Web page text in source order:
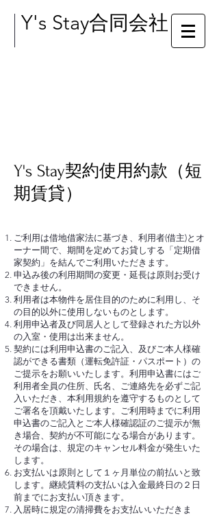
Y's Stay合同会社
Y's Stay契約使用約款（短
期賃貸）
ご利用は借地借家法に基づき、利用者(借主)とオ
ーナー間で、期間を定めてお貸しする「定期借
家契約」を結んでご利用いただきます。
申込み後の利用期間の変更・延長は原則お受け
できません。
利用者は本物件を居住目的のために利用し、そ
の目的以外に使用しないものとします。
利用申込者及び同居人として登録された方以外
の入室・使用は出来ません。
契約には利用申込書のご記入、及びご本人様確
認ができる書類（運転免許証・パスポート）の
ご提示をお願いいたします。利用申込書にはご
利用者全員の住所、氏名、ご連絡先を必ずご記
入いただき、本利用規約を遵守するものとして
ご署名を頂戴いたします。ご利用時までに利用
申込書のご記入とご本人様確認証のご提示が無
き場合、契約が不可能になる場合があります。
その場合は、規定のキャンセル料金が発生いた
します。
お支払いは原則として１ヶ月単位の前払いと致
します。継続賃料の支払いは入金最終日の２日
前までにお支払い頂きます。
入居時に規定の清掃費をお支払いいただきま